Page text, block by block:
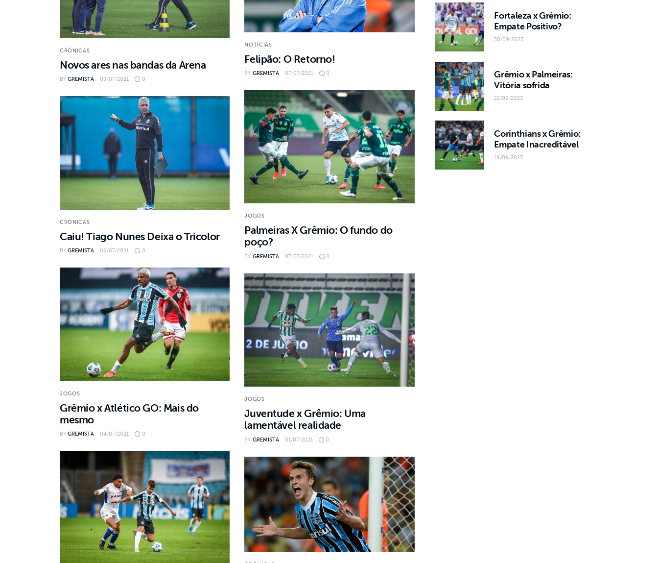
CRÔNICAS
Novos ares nas bandas da Arena
BY GREMISTA 09/07/2021 0
NOTÍCIAS
Felipão: O Retorno!
BY GREMISTA 07/07/2021 0
JOGOS
Palmeiras X Grêmio: O fundo do
poço?
BY GREMISTA 07/07/2021 0
CRÔNICAS
Caiu! Tiago Nunes Deixa o Tricolor
BY GREMISTA 06/07/2021 0
JOGOS
Grêmio x Atlético GO: Mais do
mesmo
BY GREMISTA 04/07/2021 0
JOGOS
Juventude x Grêmio: Uma
lamentável realidade
BY GREMISTA 01/07/2021 0
Fortaleza x Grêmio:
Empate Positivo?
30/09/2023
Grêmio x Palmeiras:
Vitória sofrida
22/09/2023
Corinthians x Grêmio:
Empate Inacreditável
19/09/2023